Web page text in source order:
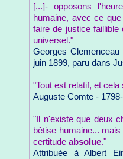
[...]- opposons
humaine, avec ce
faire de justice
universel."
Georges
juin 1899, paru dans
"Tout est relatif, et cela
Auguste Comte -
"Il n'existe que deux
bêtise humaine...
certitude absolue."
Attribuée à Albert